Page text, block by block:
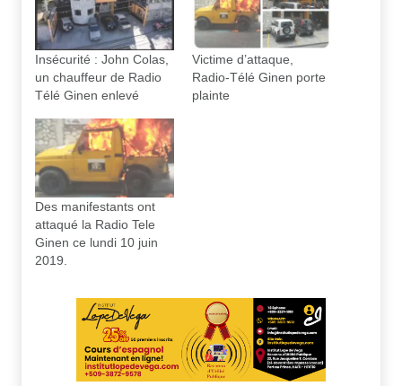
Insécurité : John Colas,
un chauffeur de Radio
Télé Ginen enlevé
Victime d’attaque,
Radio-Télé Ginen porte
plainte
Des manifestants ont
attaqué la Radio Tele
Ginen ce lundi 10 juin
2019.